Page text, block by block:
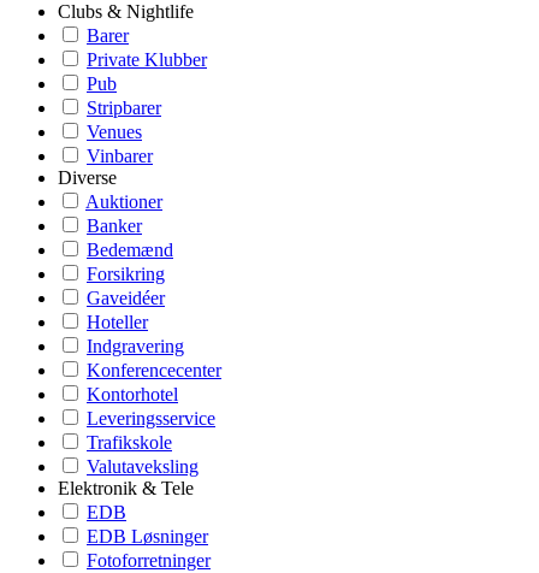
Clubs & Nightlife
Barer
Private Klubber
Pub
Stripbarer
Venues
Vinbarer
Diverse
Auktioner
Banker
Bedemænd
Forsikring
Gaveidéer
Hoteller
Indgravering
Konferencecenter
Kontorhotel
Leveringsservice
Trafikskole
Valutaveksling
Elektronik & Tele
EDB
EDB Løsninger
Fotoforretninger